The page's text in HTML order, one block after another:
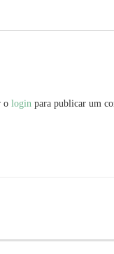
o login para publicar um